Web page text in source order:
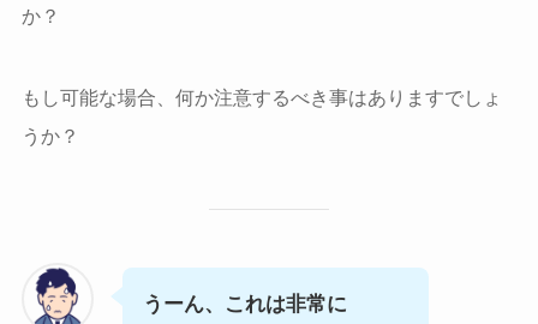
か？
もし可能な場合、何か注意するべき事はありますでしょ
うか？
うーん、これは非常に